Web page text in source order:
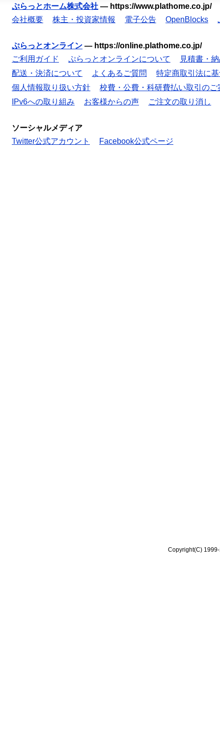
ぷらっとホーム株式会社 — https://www.plathome.co.jp/
会社概要
株主・投資家情報 電子公告 OpenBlocks
ぷらっとオンライン — https://online.plathome.co.jp/
ご利用ガイド
ぷらっとオンラインについて
見積書・
配送・決済について
よくあるご質問
特定商取引法に
個人情報取り扱い方針
校費・公費・科研費払い取引のご
IPv6への取り組み
お客様からの声 ご注文の取り消し
ソーシャルメディア
Twitter公式アカウント
Facebook公式ページ
Copyright(C)